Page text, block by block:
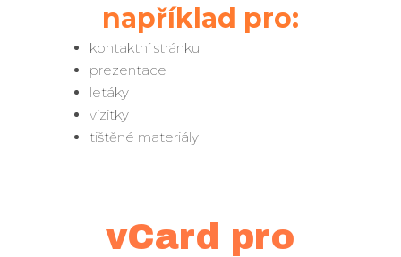
například pro:
kontaktní stránku
prezentace
letáky
vizitky
tištěné materiály
vCard pro